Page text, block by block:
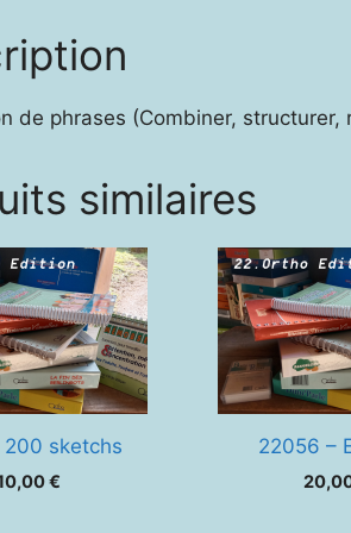
de phrases (Combiner,
similaires
200 sketchs
€
22056 –